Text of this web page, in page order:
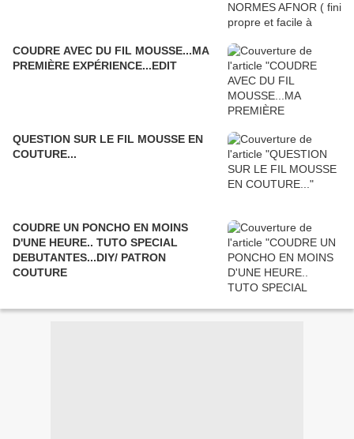
COUDRE AVEC DU FIL MOUSSE...MA
PREMIÈRE EXPÉRIENCE...EDIT
QUESTION SUR LE FIL MOUSSE EN
COUTURE...
COUDRE UN PONCHO EN MOINS
D'UNE HEURE.. TUTO SPECIAL
DEBUTANTES...DIY/ PATRON
COUTURE